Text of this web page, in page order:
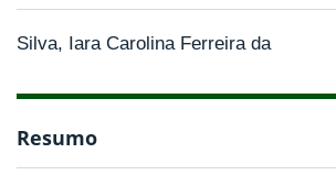
Silva, Iara Carolina Ferreira da
Resumo